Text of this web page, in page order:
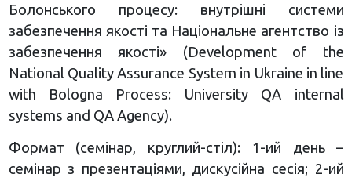
Болонського процесу: внутрішні системи
забезпечення якості та Національне агентство із
забезпечення якості» (Development of the
National Quality Assurance System in Ukraine in line
with Bologna Process: University QA internal
systems and QA Agency).
Формат (семінар, круглий-стіл): 1-ий день –
семінар з презентаціями, дискусійна сесія; 2-ий